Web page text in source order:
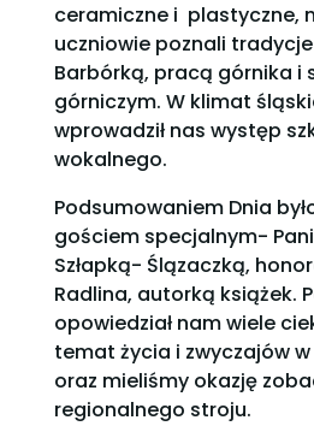
ceramiczne i plastyczne,
uczniowie poznali
Barbórką, pracą górnika i
górniczym. W klimat
wprowadził nas występ
wokalnego.
Podsumowaniem Dnia
gościem specjalnym-
Szłapką- Ślązaczką,
Radlina, autorką książek.
opowiedział nam wiele
temat życia i zwyczajów
oraz mieliśmy okazję
regionalnego stroju.